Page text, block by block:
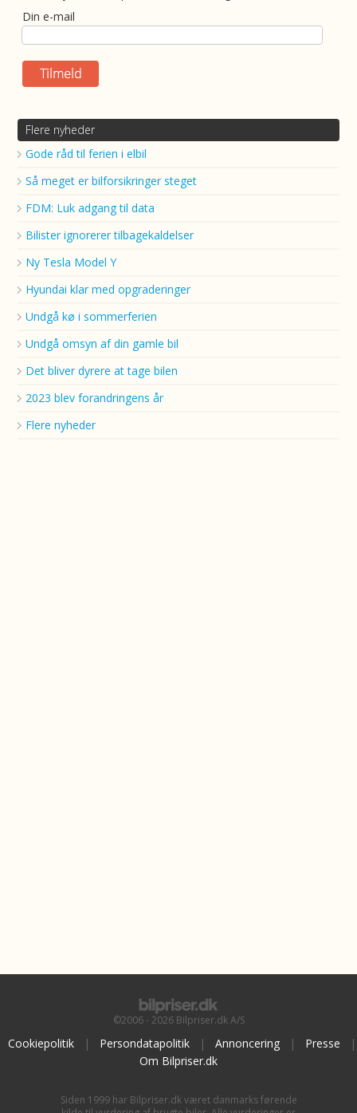
Din e-mail
Flere nyheder
Gode råd til ferien i elbil
Så meget er bilforsikringer steget
FDM: Luk adgang til data
Bilister ignorerer tilbagekaldelser
Ny Tesla Model Y
Hyundai klar med opgraderinger
Undgå kø i sommerferien
Undgå omsyn af din gamle bil
Det bliver dyrere at tage bilen
2023 blev forandringens år
Flere nyheder
©2006 - 2026 Bilpriser.dk A/S
Cookiepolitik | Persondatapolitik | Annoncering | Presse
|
Om Bilpriser.dk
Siden 1999 har Bilpriser.dk været danmarks førende